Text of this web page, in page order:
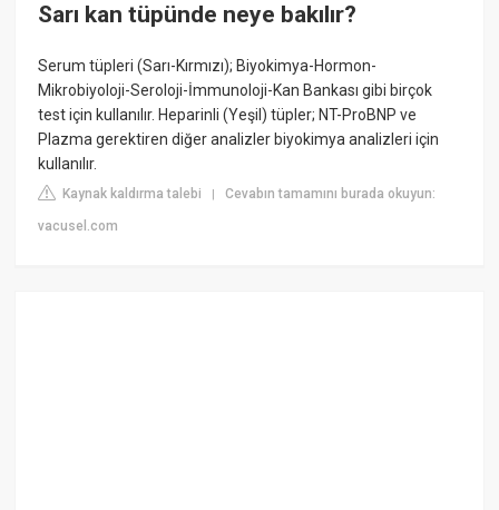
Sarı kan tüpünde neye bakılır?
Serum tüpleri (Sarı-Kırmızı); Biyokimya-Hormon-
Mikrobiyoloji-Seroloji-İmmunoloji-Kan Bankası gibi birçok
test için kullanılır. Heparinli (Yeşil) tüpler; NT-ProBNP ve
Plazma gerektiren diğer analizler biyokimya analizleri için
kullanılır.
Kaynak kaldırma talebi |Cevabın tamamını burada okuyun:
vacusel.com